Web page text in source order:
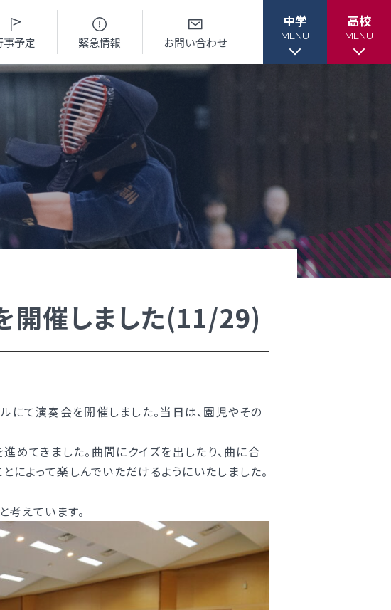
事予定 緊急情報 お問い合わせ
中学
MENU
生活
の学習サイクル
年間行事カレンダー
各種書類ダウンロード
高校
MENU
・部活動など
路概況
部活動情報
各種書類ダウンロード
卒業生調査書交付手順
開催しました(11/29)
て演奏会を開催しました。当日は、園児やその
てきました。曲間にクイズを出したり、曲に合
よって楽しんでいただけるようにいたしました。
えています。